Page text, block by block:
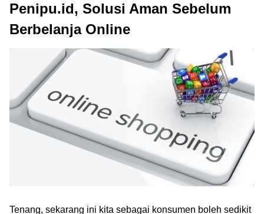
Penipu.id, Solusi Aman Sebelum
Berbelanja Online
Tenang, sekarang ini kita sebagai konsumen boleh sedikit